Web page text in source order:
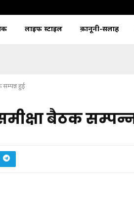
लाइफ स्टाइल क़ानूनी-सलाह
हुई
बैठक